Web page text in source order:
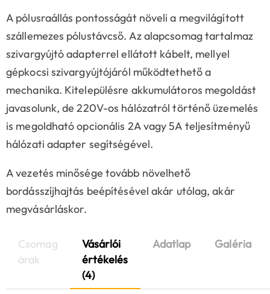
A pólusraállás pontosságát növeli a megvilágított
szállemezes pólustávcső. Az alapcsomag tartalmaz
szivargyújtó adapterrel ellátott kábelt, mellyel
gépkocsi szivargyújtójáról működtethető a
mechanika. Kitelepülésre akkumulátoros megoldást
javasolunk, de 220V-os hálózatról történő üzemelés
is megoldható opcionális 2A vagy 5A teljesítményű
hálózati adapter segítségével.
A vezetés minősége tovább növelhető
bordásszíjhajtás beépítésével akár utólag, akár
megvásárláskor.
Csomag
árak
Vásárlói
értékelés
(4)
Adatlap Galéria